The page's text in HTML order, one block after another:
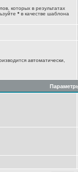
которых в результатах
* в качестве шаблона
автоматически,